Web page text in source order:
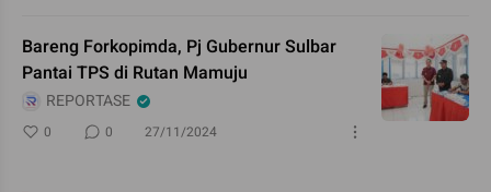
Bareng Forkopimda, Pj Gubernur Sulbar
Pantai TPS di Rutan Mamuju
REPORTASE
0 0 27/11/2024